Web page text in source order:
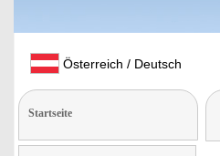
Österreich / Deutsch
Startseite